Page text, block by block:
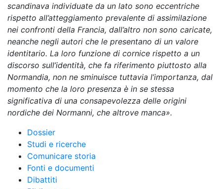
scandinava individuate da un lato sono eccentriche
rispetto all’atteggiamento prevalente di assimilazione
nei confronti della Francia, dall’altro non sono caricate,
neanche negli autori che le presentano di un valore
identitario. La loro funzione di cornice rispetto a un
discorso sull’identità, che fa riferimento piuttosto alla
Normandia, non ne sminuisce tuttavia l’importanza, dal
momento che la loro presenza è in se stessa
significativa di una consapevolezza delle origini
nordiche dei Normanni, che altrove manca».
Dossier
Studi e ricerche
Comunicare storia
Fonti e documenti
Dibattiti